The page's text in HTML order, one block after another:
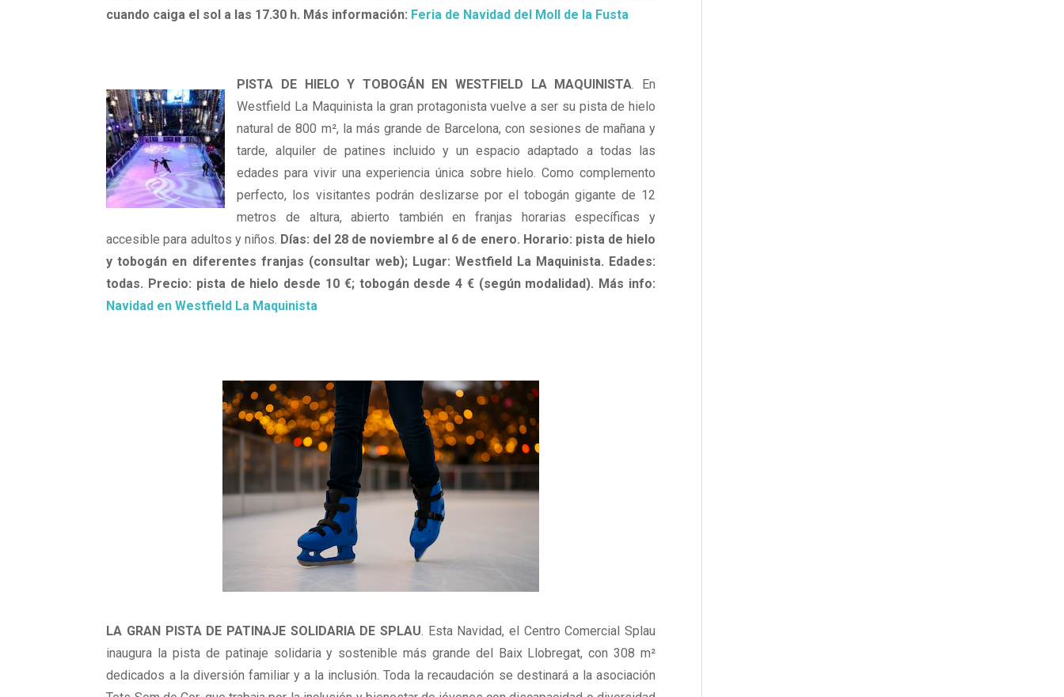
cuando caiga el sol a las 17.30 h. Más información: Feria de Navidad del Moll de la Fusta
PISTA DE HIELO Y TOBOGÁN EN WESTFIELD LA MAQUINISTA . En
Westfield La Maquinista la gran protagonista vuelve a ser su pista de hielo
natural de 800 m², la más grande de Barcelona, con sesiones de mañana y
tarde, alquiler de patines incluido y un espacio adaptado a todas las
edades para vivir una experiencia única sobre hielo. Como complemento
perfecto, los visitantes podrán deslizarse por el tobogán gigante de 12
metros de altura, abierto también en franjas horarias específicas y
accesible para adultos y niños. Días: del 28 de noviembre al 6 de enero. Horario: pista de hielo
y tobogán en diferentes franjas (consultar web); Lugar: Westfield La Maquinista. Edades:
todas. Precio: pista de hielo desde 10 €; tobogán desde 4 € (según modalidad). Más info:
Navidad en Westfield La Maquinista
LA GRAN PISTA DE PATINAJE SOLIDARIA DE SPLAU . Esta Navidad, el Centro Comercial Splau
inaugura la pista de patinaje solidaria y sostenible más grande del Baix Llobregat, con 308 m²
dedicados a la diversión familiar y a la inclusión. Toda la recaudación se destinará a la asociación